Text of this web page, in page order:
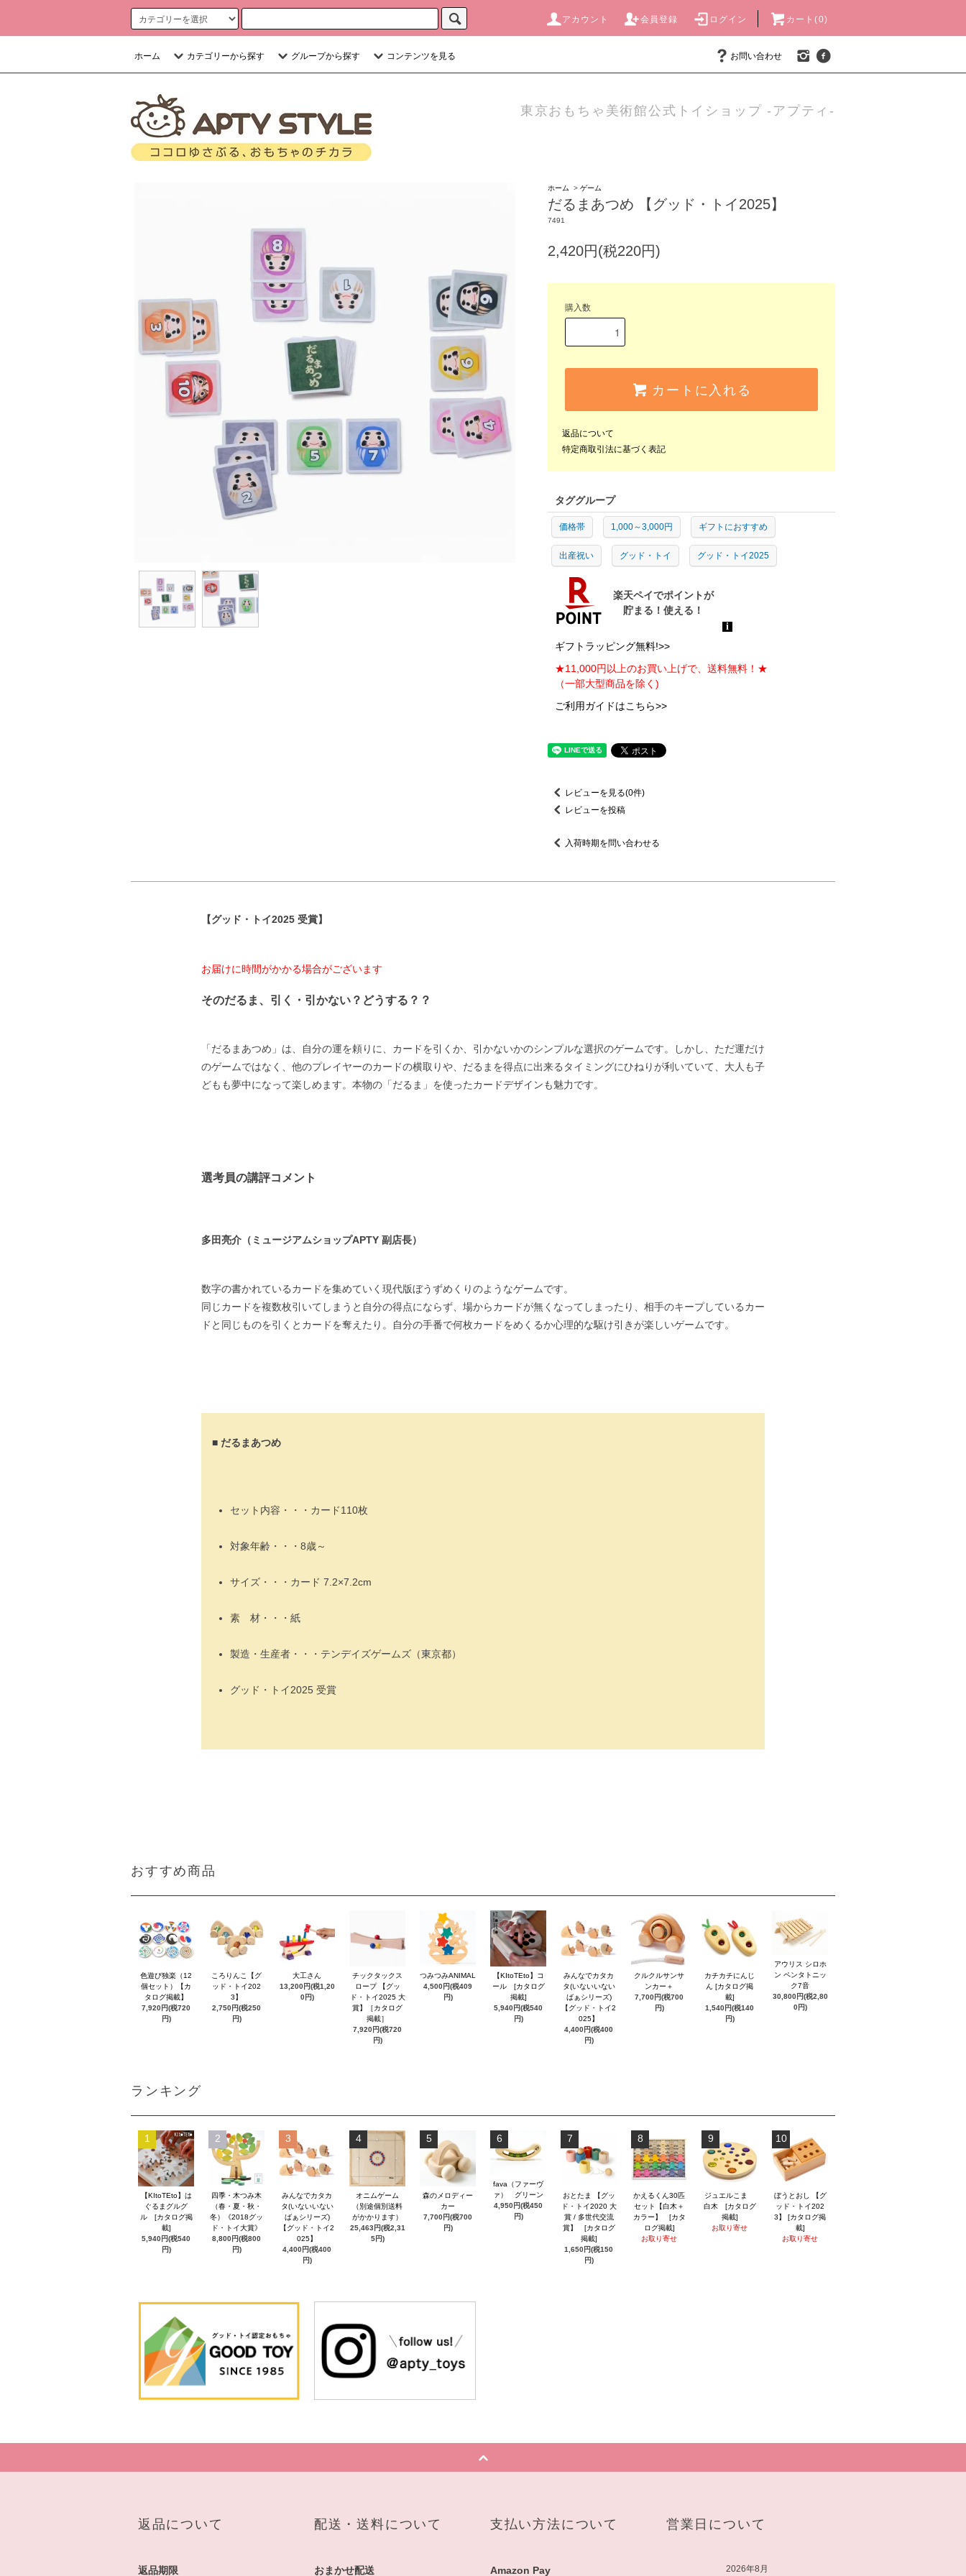
アカウント 会員登録 ログイン カート(0)
ホーム カテゴリーから探す グループから探す コンテンツを見る お問い合わせ
東京おもちゃ美術館公式トイショップ -アプティ-
ホーム > ゲーム
だるまあつめ 【グッド・トイ2025】
7491
2,420円(税220円)
購入数
カートに入れる
返品について
特定商取引法に基づく表記
タググループ
価格帯 1,000～3,000円 ギフトにおすすめ
出産祝い グッド・トイ グッド・トイ2025
ギフトラッピング無料!>>
★11,000円以上のお買い上げで、送料無料！★
（一部大型商品を除く)
ご利用ガイドはこちら>>
レビューを見る(0件)
レビューを投稿
入荷時期を問い合わせる
【グッド・トイ2025 受賞】
お届けに時間がかかる場合がございます
そのだるま、引く・引かない？どうする？？
「だるまあつめ」は、自分の運を頼りに、カードを引くか、引かないかのシンプルな選択のゲームです。しかし、ただ運だけ
のゲームではなく、他のプレイヤーのカードの横取りや、だるまを得点に出来るタイミングにひねりが利いていて、大人も子
どもも夢中になって楽しめます。本物の「だるま」を使ったカードデザインも魅力です。
選考員の講評コメント
多田亮介（ミュージアムショップAPTY 副店長）
数字の書かれているカードを集めていく現代版ぼうずめくりのようなゲームです。
同じカードを複数枚引いてしまうと自分の得点にならず、場からカードが無くなってしまったり、相手のキープしているカー
ドと同じものを引くとカードを奪えたり。自分の手番で何枚カードをめくるか心理的な駆け引きが楽しいゲームです。
■ だるまあつめ
セット内容・・・カード110枚
対象年齢・・・8歳～
サイズ・・・カード 7.2×7.2cm
素 材・・・紙
製造・生産者・・・テンデイズゲームズ（東京都）
グッド・トイ2025 受賞
おすすめ商品
色遊び独楽（12
個セット）【カ
タログ掲載】
7,920円(税720
円)
ころりんこ【グ
ッド・トイ202
3】
2,750円(税250
円)
大工さん
13,200円(税1,20
0円)
チックタックス
ロープ 【グッ
ド・トイ2025 大
賞】［カタログ
掲載］
7,920円(税720
円)
つみつみANIMAL
4,500円(税409
円)
【KItoTEto】コ
ール [カタログ
掲載]
5,940円(税540
円)
みんなでカタカ
タ(いないいない
ばぁシリーズ)
【グッド・トイ2
025】
4,400円(税400
円)
クルクルサンサ
ンカー＋
7,700円(税700
円)
カチカチにんじ
ん [カタログ掲
載]
1,540円(税140
円)
アウリス シロホ
ン ペンタトニッ
ク7音
30,800円(税2,80
0円)
ランキング
1
【KItoTEto】は
ぐるまグルグ
ル [カタログ掲
載]
5,940円(税540
円)
2
四季・木つみ木
（春・夏・秋・
冬）《2018グッ
ド・トイ大賞》
8,800円(税800
円)
3
みんなでカタカ
タ(いないいない
ばぁシリーズ)
【グッド・トイ2
025】
4,400円(税400
円)
4
オニムゲーム
（別途個別送料
がかかります）
25,463円(税2,31
5円)
5
森のメロディー
カー
7,700円(税700
円)
6
fava（ファーヴ
ァ） グリーン
4,950円(税450
円)
7
おとたま 【グッ
ド・トイ2020 大
賞 / 多世代交流
賞】 [カタログ
掲載]
1,650円(税150
円)
8
かえるくん30匹
セット【白木＋
カラー】 [カタ
ログ掲載]
お取り寄せ
9
ジュエルこま
白木 [カタログ
掲載]
お取り寄せ
10
ぼうとおし 【グ
ッド・トイ202
3】 [カタログ掲
載]
お取り寄せ
返品について
返品期限
配送・送料について
おまかせ配送
支払い方法について
Amazon Pay
営業日について
2026年8月